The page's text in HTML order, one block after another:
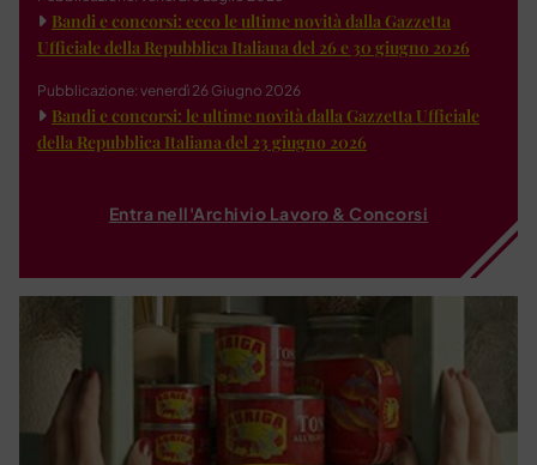
Bandi e concorsi: ecco le ultime novità dalla Gazzetta
Ufficiale della Repubblica Italiana del 26 e 30 giugno 2026
Pubblicazione: venerdì 26 Giugno 2026
Bandi e concorsi: le ultime novità dalla Gazzetta Ufficiale
della Repubblica Italiana del 23 giugno 2026
Entra nell'Archivio Lavoro & Concorsi